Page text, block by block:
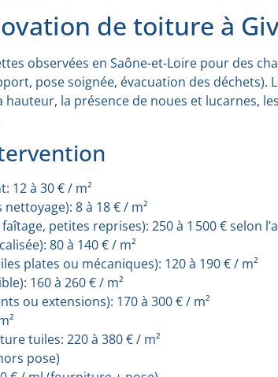
de toiture à
observées en Saône-et-Loire pour des
pose soignée, évacuation des déchets).
hauteur, la présence de noues et lucarnes,
12 à 30 € / m²
8 à 18 € / m²
petites reprises): 250 à 1 500 € selon
80 à 140 € / m²
plates ou mécaniques): 120 à 190 € / m²
160 à 260 € / m²
ou extensions): 170 à 300 € / m²
tuiles: 220 à 380 € / m²
pose)